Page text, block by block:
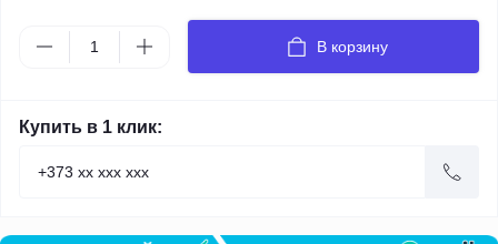
В корзину
Купить в 1 клик: